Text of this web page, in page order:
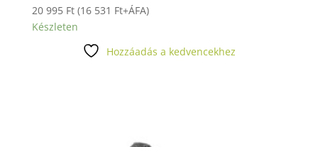
20 995 Ft (16 531 Ft+ÁFA)
Készleten
Hozzáadás a kedvencekhez